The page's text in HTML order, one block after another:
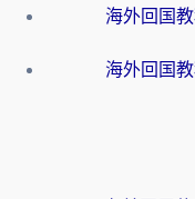
海外回国
海外回国